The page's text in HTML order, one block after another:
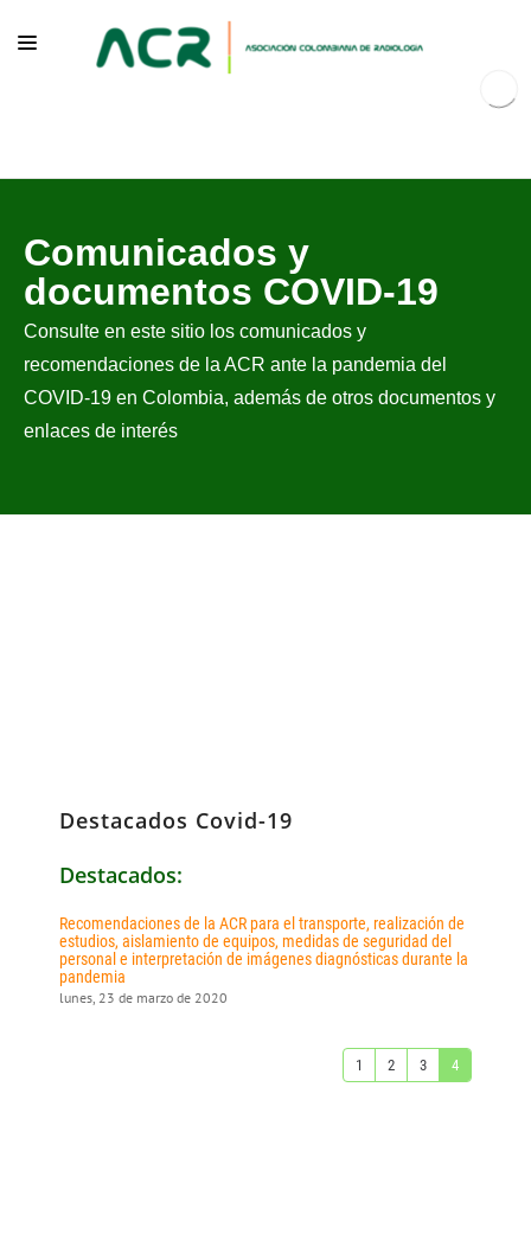
EDUCACIÓN
PUBLICACIONES
PROGRAMAS INSTITUCIONALES
PROGRAMAS POR PATOLOGÍAS
JURÍDICO
Comunicados y
documentos COVID-19
Consulte en este sitio los comunicados y
recomendaciones de la ACR ante la pandemia del
COVID-19 en Colombia, además de otros documentos y
enlaces de interés
Destacados Covid-19
Destacados:
Recomendaciones de la ACR para el transporte, realización de
estudios, aislamiento de equipos, medidas de seguridad del
personal e interpretación de imágenes diagnósticas durante la
pandemia
lunes, 23 de marzo de 2020
1 2 3 4